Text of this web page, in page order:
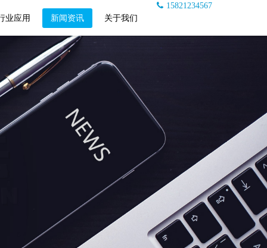
15821234567
业应用
新闻资讯 关于我们